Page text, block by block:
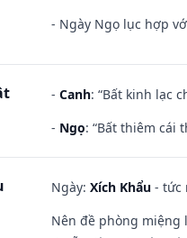
- Ngày Ngọ lục hợp
- Canh: “Bất kinh lạc
- Ngọ: “Bất thiêm cái
Ngày: Xích Khẩu - tức
Nên đề phòng miệng